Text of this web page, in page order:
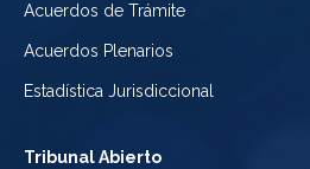
Acuerdos de Trámite
Acuerdos Plenarios
Estadística Jurisdiccional
Tribunal Abierto